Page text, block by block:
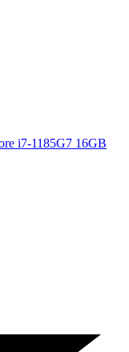
i7-1185G7 16GB